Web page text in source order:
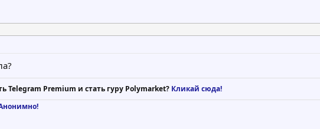
Telegram Premium и стать гуру Polymarket? Кликай сюда!